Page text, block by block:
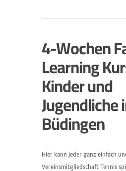
4-Wochen
Learning
Kinder und
Jugendliche
Büdingen
Hier kann jeder ganz einfach
Vereinsmitgliedschaft Tennis